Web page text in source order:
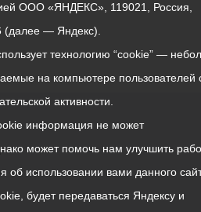
ООО «ЯНДЕКС», 119021, Россия,
(далее — Яндекс).
технологию “cookie” —
на компьютере пользователей
активности.
информация не может
может помочь нам улучшить
использовании вами данного
будет передаваться Яндексу и